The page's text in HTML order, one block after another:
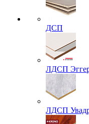
ДСП
ЛДСП
ЛДСП